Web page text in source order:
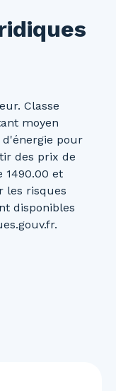
Classe
moyen
d'énergie pour
des prix de
1490.00 et
les risques
disponibles